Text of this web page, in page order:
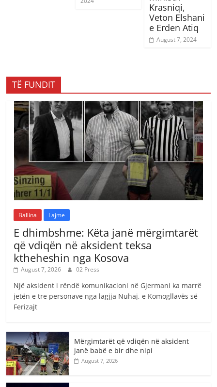
Krasniqi,
Veton Elshani
e Erden Atiq
August 7, 2024
TË FUNDIT
Ballina Lajme
E dhimbshme: Këta janë mërgimtarët
që vdiqën në aksident teksa
ktheheshin nga Kosova
August 7, 2026 02 Press
Një aksident i rëndë komunikacioni në Gjermani ka marrë
jetën e tre personave nga lagjja Nuhaj, e Komogllavës së
Ferizajt
Mërgimtarët që vdiqën në aksident
janë babë e bir dhe nipi
August 7, 2026